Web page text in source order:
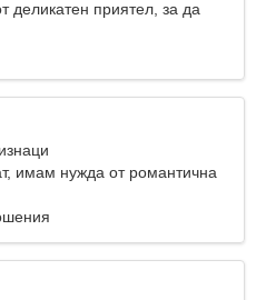
деликатен приятел, за да
заедно
имам нужда от романтична